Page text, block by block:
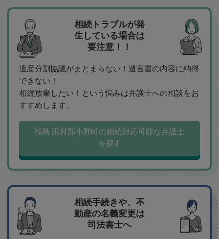
相続トラブルが発
生している場合は
要注意！！
遺産分割協議がまとまらない！遺言書の内容に納得
できない！
相続放棄したい！という悩みは弁護士への相談をお
すすめします。
福島 田村郡小野町の相続対応可能な弁護士
を探す
相続手続きや、不
動産の名義変更は
司法書士へ